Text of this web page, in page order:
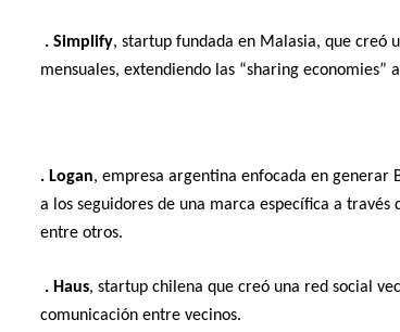
. Simplify, startup fundada en Malasia, que creó
mensuales, extendiendo las “sharing economies”
. Logan, empresa argentina enfocada en generar
a los seguidores de una marca específica a
entre otros.
. Haus, startup chilena que creó una red social
comunicación entre vecinos.